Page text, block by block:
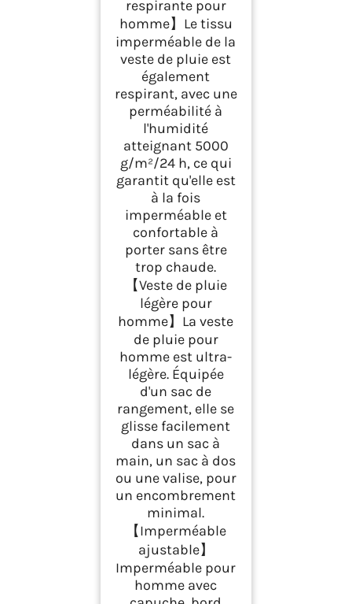
respirante pour
homme】Le tissu
imperméable de la
veste de pluie est
également
respirant, avec une
perméabilité à
l'humidité
atteignant 5000
g/m²/24 h, ce qui
garantit qu'elle est
à la fois
imperméable et
confortable à
porter sans être
trop chaude.
【Veste de pluie
légère pour
homme】La veste
de pluie pour
homme est ultra-
légère. Équipée
d'un sac de
rangement, elle se
glisse facilement
dans un sac à
main, un sac à dos
ou une valise, pour
un encombrement
minimal.
【Imperméable
ajustable】
Imperméable pour
homme avec